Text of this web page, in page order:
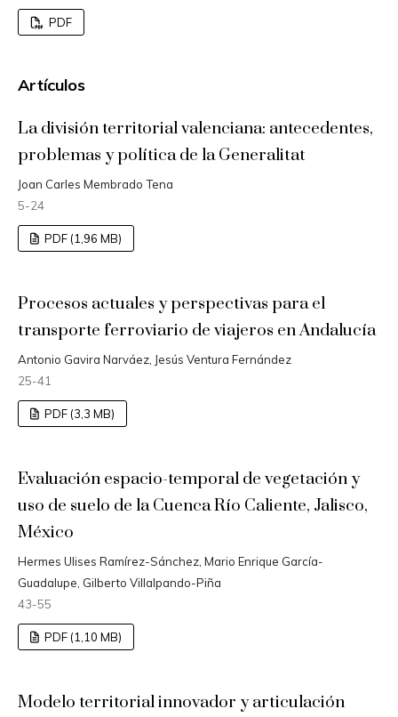
PDF
Artículos
La división territorial valenciana: antecedentes,
problemas y política de la Generalitat
Joan Carles Membrado Tena
5-24
PDF (1,96 MB)
Procesos actuales y perspectivas para el
transporte ferroviario de viajeros en Andalucía
Antonio Gavira Narváez, Jesús Ventura Fernández
25-41
PDF (3,3 MB)
Evaluación espacio-temporal de vegetación y
uso de suelo de la Cuenca Río Caliente, Jalisco,
México
Hermes Ulises Ramírez-Sánchez, Mario Enrique García-
Guadalupe, Gilberto Villalpando-Piña
43-55
PDF (1,10 MB)
Modelo territorial innovador y articulación